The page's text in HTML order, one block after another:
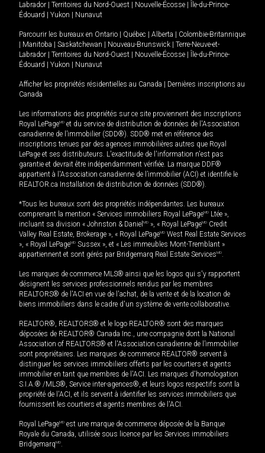
Labrador
Territoires du Nord-Ouest Nouvelle-Écosse
Île-du-Prince-
Édouard
Yukon Nunavut
Parcourir les bureaux en Ontario Québec Alberta
Colombie-Britannique
Manitoba Saskatchewan Nouveau-Brunswick
Terre-Neuve-et-
Labrador
Territoires du Nord-Ouest Nouvelle-Écosse
Île-du-Prince-
Édouard
Yukon Nunavut
Afficher les propriétés résidentielles au Canada
Dernières inscriptions au
Canada
Les informations des propriétés sur ce site proviennent des inscriptions
Royal LePageMD et du service de distribution de données de l'Association
canadienne de l’immobilier (SDD®). SDD® met en référence des
inscriptions tenues par des agences immobilières autres que Royal
LePage et ses distributeurs. L'exactitude de l'information n'est pas
garantie et devrait être indépendamment vérifiée. La marque DDF®
appartient à l'Association canadienne de l’immobilier (ACI) et identifie le
REALTOR.ca Installation de distribution de données (SDD®).
*Tous les bureaux sont des propriétés indépendantes. Les bureaux
comprenant la mention « Services immobiliers Royal LePageMD Ltée »,
incluant sa division « Johnston & Daniel MD », « Royal LePageMD Credit
Valley Real Estate, Brokerage », « Royal LePageMD West Real Estate Services
», « Royal LePageMD Sussex », et « Les immeubles Mont-Tremblant »
appartiennent et sont gérés par Bridgemarq Real Estate ServicesMD.
Les marques de commerce MLS® ainsi que les logos qui s'y rapportent
désignent les services professionnels rendus par les membres
REALTORS® de l'ACI en vue de l'achat, de la vente et de la location de
biens immobiliers dans le cadre d'un système de vente collaborative.
REALTOR®, REALTORS® et le logo REALTOR® sont des marques
déposées de REALTOR® Canada Inc., une compagnie dont la National
Association of REALTORS® et l'Association canadienne de l’immobilier
sont propriétaires. Les marques de commerce REALTOR® servent à
distinguer les services immobiliers offerts par les courtiers et agents
immobilier en tant que membres de l'ACI. Les marques d'homologation
S.I.A.® /MLS®, Service inter-agences®, et leurs logos respectifs sont la
propriété de l'ACI, et ils servent à identifier les services immobiliers que
fournissent les courtiers et agents membres de l'ACI.
Royal LePageMD est une marque de commerce déposée de la Banque
Royale du Canada, utilisée sous licence par les Services immobiliers
BridgemarqMD.